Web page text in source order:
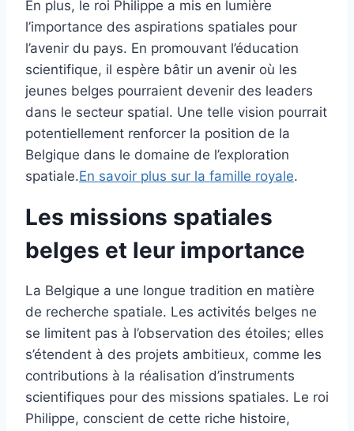
En plus, le roi Philippe a mis en lumière
l’importance des aspirations spatiales pour
l’avenir du pays. En promouvant l’éducation
scientifique, il espère bâtir un avenir où les
jeunes belges pourraient devenir des leaders
dans le secteur spatial. Une telle vision pourrait
potentiellement renforcer la position de la
Belgique dans le domaine de l’exploration
spatiale.En savoir plus sur la famille royale.
Les missions spatiales
belges et leur importance
La Belgique a une longue tradition en matière
de recherche spatiale. Les activités belges ne
se limitent pas à l’observation des étoiles; elles
s’étendent à des projets ambitieux, comme les
contributions à la réalisation d’instruments
scientifiques pour des missions spatiales. Le roi
Philippe, conscient de cette riche histoire,